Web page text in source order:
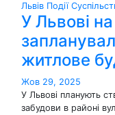
Львів Події
У Львові
житлове
Жов 29, 2025
У Львові планують
забудови в районі